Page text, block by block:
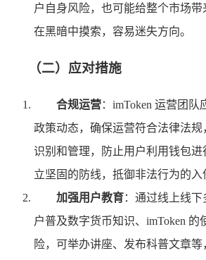
户自身风险，也可能给整个市场带
在黑暗中摸索，容易迷失方向。
（二）应对措施
合规运营：imToken 运营团
政策动态，确保运营符合法律法
识别和管理，防止用户利用钱包
立坚固的防线，抵御非法行为的入
加强用户教育：通过线上线
户普及数字货币知识、imToken 的
险，可举办讲座、发布科普文章